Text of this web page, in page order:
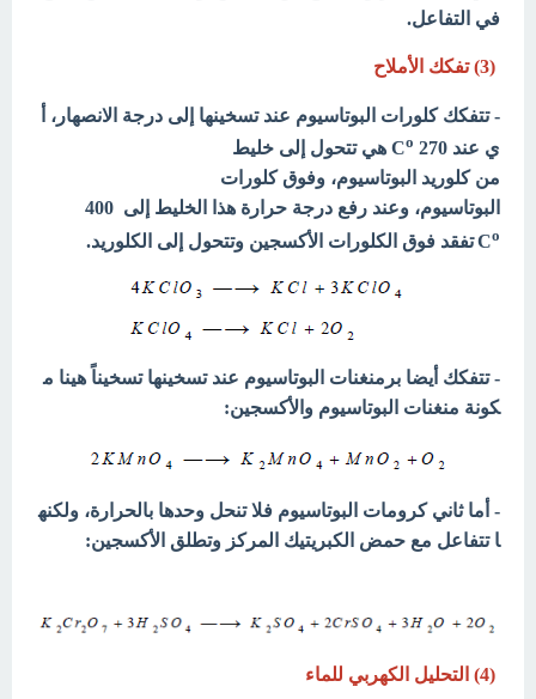
في التفاعل.
(3) تفكك الأملاح
- تتفكك كلورات البوتاسيوم عند تسخينها إلى درجة الانصهار، أ
ي عند 270 C
o
هي تتحول إلى خليط
من كلوريد البوتاسيوم، وفوق كلورات
البوتاسيوم، وعند رفع درجة حرارة هذا الخليط إلى 400
Co تفقد فوق الكلورات الأكسجين وتتحول إلى الكلوريد.
- تتفكك أيضا برمنغنات البوتاسيوم عند تسخينها تسخيناً هينا م
كونة منغنات البوتاسيوم والأكسجين:
- أما ثاني كرومات البوتاسيوم فلا تنحل وحدها بالحرارة، ولكنه
ا تتفاعل مع حمض الكبريتيك المركز وتطلق الأكسجين:
(4) التحليل الكهربي للماء